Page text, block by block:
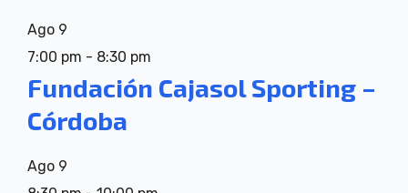
Ago 9
7:00 pm - 8:30 pm
Fundación Cajasol Sporting –
Córdoba
Ago 9